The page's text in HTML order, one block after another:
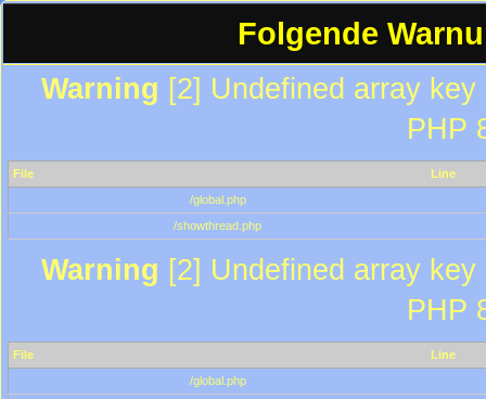
Folgende
Warning [2] Undefined array
PHP
File
Line
/global.php
/showthread.php
Warning [2] Undefined array
PHP
File
Line
/global.php